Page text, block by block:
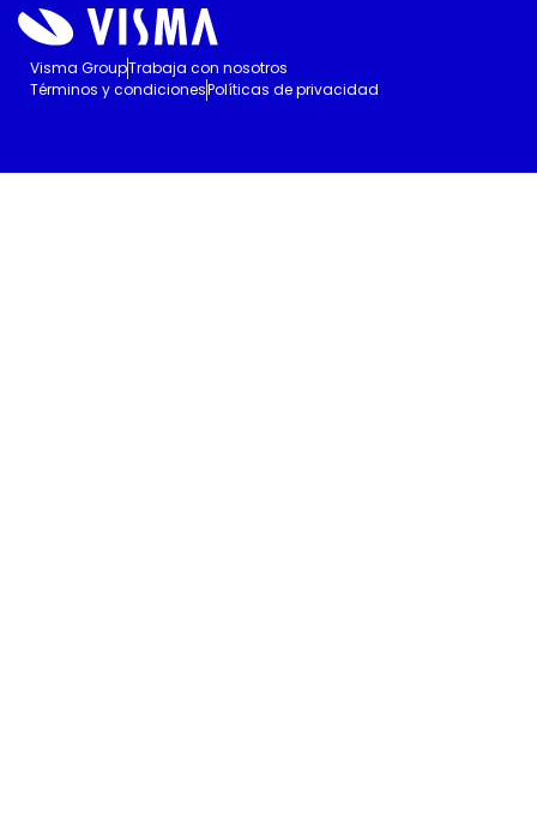
Visma GroupTrabaja con nosotros
Términos y condicionesPolíticas de privacidad